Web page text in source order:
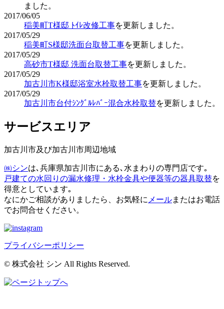
ました。
2017/06/05
稲美町T様邸 ﾄｲﾚ改修工事を更新しました。
2017/05/29
稲美町S様邸洗面台取替工事を更新しました。
2017/05/29
高砂市T様邸 洗面台取替工事を更新しました。
2017/05/29
加古川市K様邸浴室水栓取替工事を更新しました。
2017/05/29
加古川市台付ｼﾝｸﾞﾙﾚﾊﾞｰ混合水栓取替を更新しました。
サービスエリア
加古川市及び加古川市周辺地域
㈱シンは､兵庫県加古川市にある､水まわりの専門店です｡
戸建ての水回りの漏水修理・水栓金具や便器等の器具取替を
得意としています｡
なにかご相談がありましたら、お気軽に メールまたはお電話
でお問合せください。
プライバシーポリシー
© 株式会社 シン All Rights Reserved.